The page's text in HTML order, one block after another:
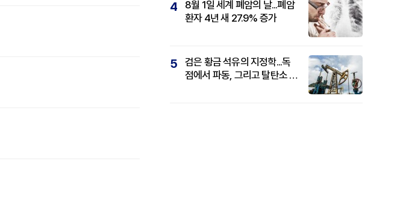
4
8월 1일 세계 폐암의 날...폐암
환자 4년 새 27.9% 증가
5
검은 황금 석유의 지정학...독
점에서 파동, 그리고 탈탄소 패